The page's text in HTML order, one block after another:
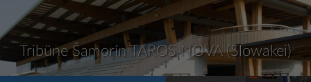
Tribüne Šamorín TAROS NOVA (Slowakei)